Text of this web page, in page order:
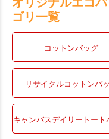
ゴリ一覧
コットンバッグ
リサイクルコットンバ
キャンバスデイリートート